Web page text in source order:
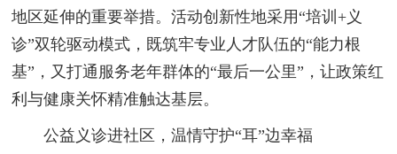
地区延伸的重要举措。活动创新性地采用“培训+义
诊”双轮驱动模式，既筑牢专业人才队伍的“能力根
基”，又打通服务老年群体的“最后一公里”，让政策红
利与健康关怀精准触达基层。
公益义诊进社区，温情守护“耳”边幸福